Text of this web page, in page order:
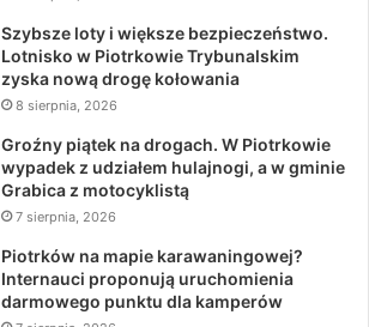
Szybsze loty i większe bezpieczeństwo.
Lotnisko w Piotrkowie Trybunalskim
zyska nową drogę kołowania
8 sierpnia, 2026
Groźny piątek na drogach. W Piotrkowie
wypadek z udziałem hulajnogi, a w gminie
Grabica z motocyklistą
7 sierpnia, 2026
Piotrków na mapie karawaningowej?
Internauci proponują uruchomienia
darmowego punktu dla kamperów